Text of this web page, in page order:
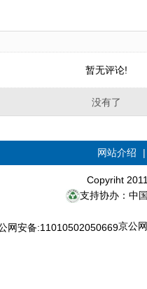
暂无评论!
没有了
网站介绍
Copyriht
支持协办：中
京公